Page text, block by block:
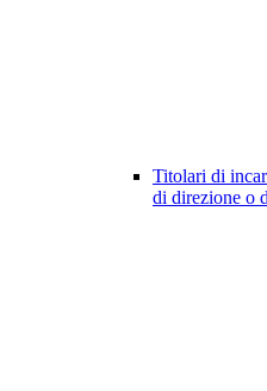
Titolari di
di direzione o